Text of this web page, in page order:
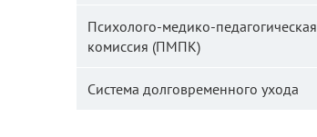
Психолого-медико-педагогическая
комиссия (ПМПК)
Система долговременного ухода